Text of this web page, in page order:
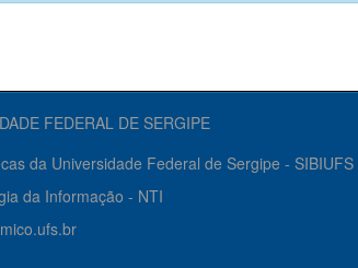
FEDERAL DE SERGIPE
da Universidade Federal de Sergipe - SIBIUFS
da Informação - NTI